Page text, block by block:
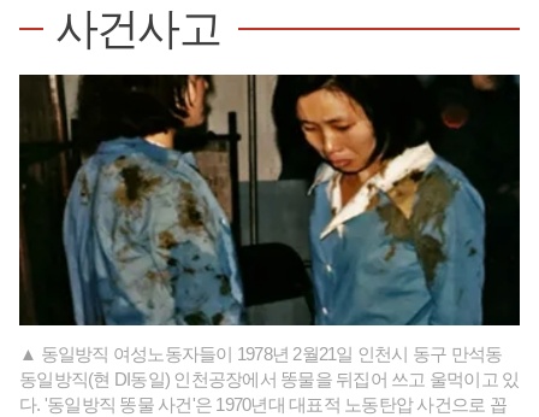
사건사고
▲ 동일방직 여성노동자들이 1978년 2월21일 인천시 동구 만석동
동일방직(현 DI동일) 인천공장에서 똥물을 뒤집어 쓰고 울먹이고 있
다. '동일방직 똥물 사건'은 1970년대 대표적 노동탄압 사건으로 꼽